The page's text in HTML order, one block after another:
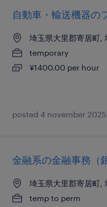
自動車・輸送機器の
埼玉県大里郡寄居町,
temporary
¥1400.00 per hour
posted 4 november 2025
金融系の金融事務（
埼玉県大里郡寄居町,
temp to perm